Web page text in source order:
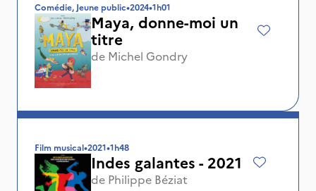
Comédie, Jeune public•2024•1h01
Maya, donne-moi un
titre
de Michel Gondry
Film musical•2021•1h48
Indes galantes - 2021
de Philippe Béziat